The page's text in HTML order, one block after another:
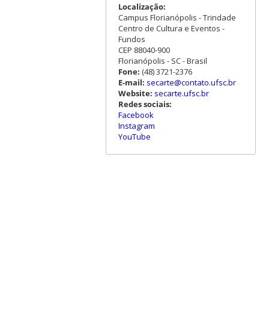
Localização:
Campus Florianópolis - Trindade
Centro de Cultura e Eventos -
Fundos
CEP 88040-900
Florianópolis - SC - Brasil
Fone: (48) 3721-2376
E-mail: secarte@contato.ufsc.br
Website: secarte.ufsc.br
Redes sociais:
Facebook
Instagram
YouTube